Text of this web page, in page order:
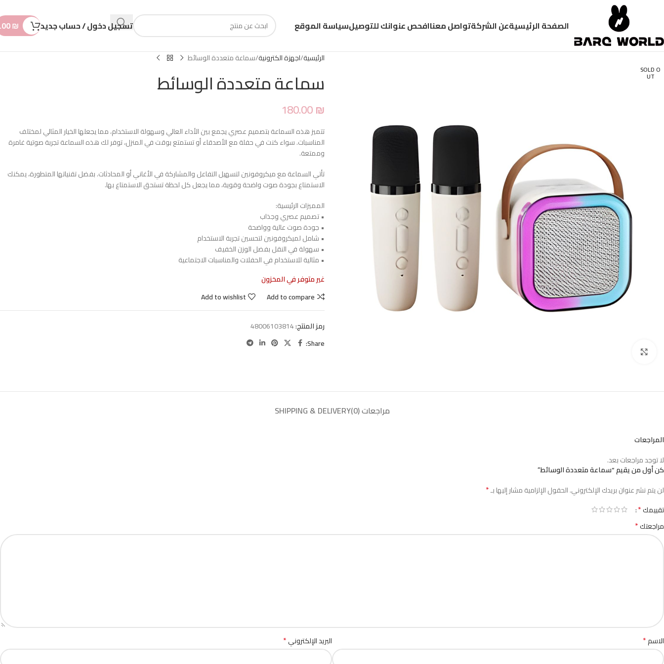
الصفحة الرئيسيةعن الشركةتواصل معناافحص عنوانك للتوصيلسياسة الموقع تسجيل دخول / حساب جديد ₪
SOLD O
UT
الرئيسية اجهزة الكترونية سماعة متعددة الوسائط
سماعة متعددة الوسائط
180.00₪
تتميز هذه السماعة بتصميم عصري يجمع بين الأداء العالي وسهولة الاستخدام، مما يجعلها الخيار المثالي لمختلف
المناسبات. سواء كنت في حفلة مع الأصدقاء أو تستمتع بوقت في المنزل، توفر لك هذه السماعة تجربة صوتية غامرة
وممتعة.
تأتي السماعة مع ميكروفونين لتسهيل التفاعل والمشاركة في الأغاني أو المحادثات. بفضل تقنياتها المتطورة، يمكنك
الاستمتاع بجودة صوت واضحة وقوية، مما يجعل كل لحظة تستحق الاستمتاع بها.
المميزات الرئيسية:
• تصميم عصري وجذاب
• جودة صوت عالية وواضحة
• شامل لميكروفونين لتحسين تجربة الاستخدام
• سهولة في النقل بفضل الوزن الخفيف
• مثالية للاستخدام في الحفلات والمناسبات الاجتماعية
غير متوفر في المخزون
Add to compare
Add to wishlist
رمز المنتج:48006103814
Share:
مراجعات (0) SHIPPING & DELIVERY
المراجعات
لا توجد مراجعات بعد.
كن أول من يقيم “سماعة متعددة الوسائط”
لن يتم نشر عنوان بريدك الإلكتروني.الحقول الإلزامية مشار إليها بـ*
تقييمك*
مراجعتك*
الاسم* البريد الإلكتروني*